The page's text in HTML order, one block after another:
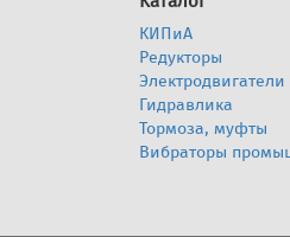
КИПиА
Редукторы
Электродвигатели
Гидравлика
Тормоза, муфты
Вибраторы